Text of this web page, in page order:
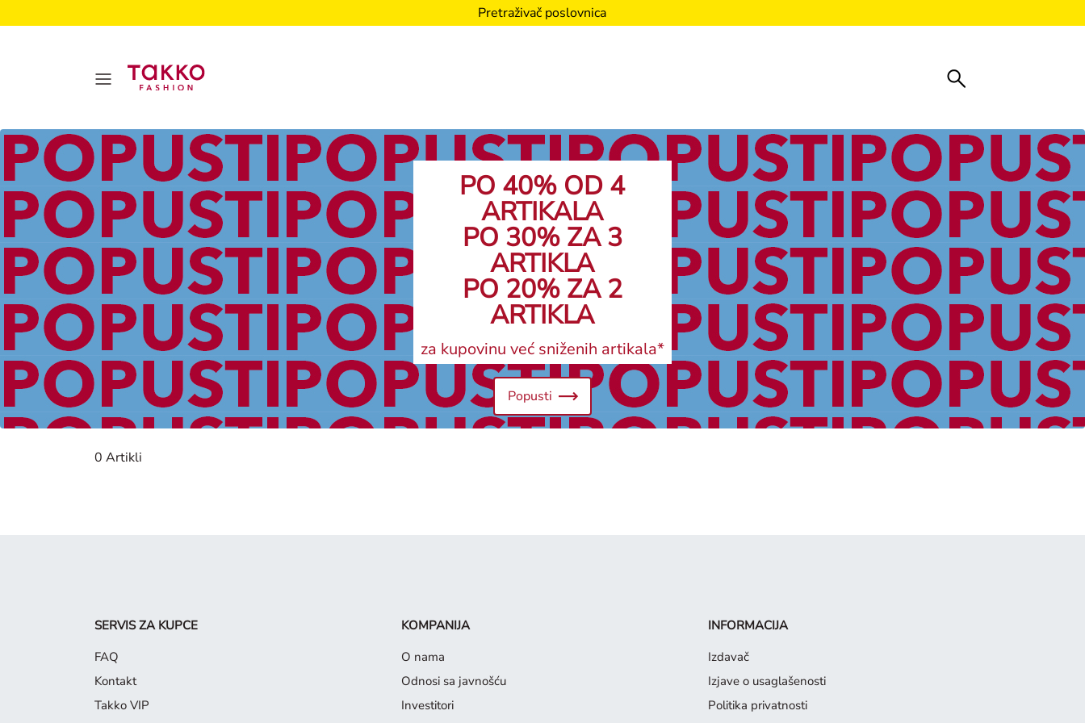
Pretraživač poslovnica
PO 40% OD 4
ARTIKALA
PO 30% ZA 3
ARTIKLA
PO 20% ZA 2
ARTIKLA
za kupovinu već sniženih artikala*
Popusti
0 Artikli
SERVIS ZA KUPCE
FAQ
Kontakt
Takko VIP
KOMPANIJA
O nama
Odnosi sa javnošću
Investitori
INFORMACIJA
Izdavač
Izjave o usaglašenosti
Politika privatnosti